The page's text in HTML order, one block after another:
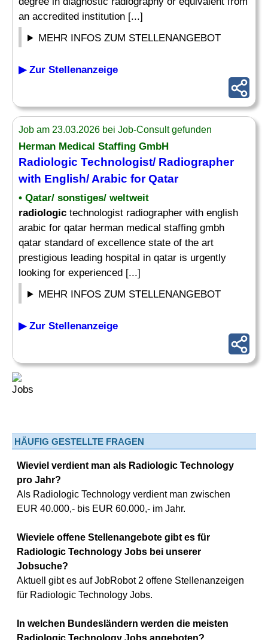
an accredited institution [...]
MEHR INFOS ZUM STELLENANGEBOT
▶ Zur Stellenanzeige
Job am 23.03.2026 bei Job-Consult gefunden
Herman Medical Staffing GmbH
Radiologic Technologist/ Radiographer
with English/ Arabic for Qatar
• Qatar/ sonstiges/ weltweit
radiologic technologist radiographer with english
arabic for qatar herman medical staffing gmbh
qatar standard of excellence state of the art
prestigious leading hospital in qatar is urgently
looking for experienced [...]
MEHR INFOS ZUM STELLENANGEBOT
▶ Zur Stellenanzeige
HÄUFIG GESTELLTE FRAGEN
Wieviel verdient man als Radiologic Technology
pro Jahr?
Als Radiologic Technology verdient man zwischen
EUR 40.000,- bis EUR 60.000,- im Jahr.
Wieviele offene Stellenangebote gibt es für
Radiologic Technology Jobs bei unserer
Jobsuche?
Aktuell gibt es auf JobRobot 2 offene Stellenanzeigen
für Radiologic Technology Jobs.
In welchen Bundesländern werden die meisten
Radiologic Technology Jobs angeboten?